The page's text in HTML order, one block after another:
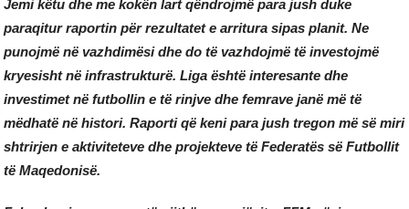
Jemi këtu dhe me kokën lart qëndrojmë para jush duke
paraqitur raportin për rezultatet e arritura sipas planit. Ne
punojmë në vazhdimësi dhe do të vazhdojmë të investojmë
kryesisht në infrastrukturë. Liga është interesante dhe
investimet në futbollin e të rinjve dhe femrave janë më të
mëdhatë në histori. Raporti që keni para jush tregon më së miri
shtrirjen e aktiviteteve dhe projekteve të Federatës së Futbollit
të Maqedonisë.